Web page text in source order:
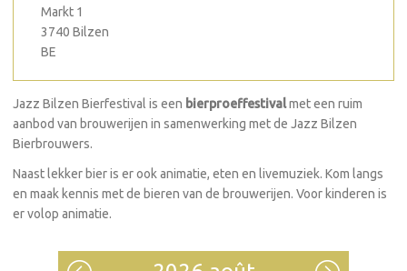
Markt 1
3740 Bilzen
BE
Jazz Bilzen Bierfestival is een bierproeffestivalmet een ruim
aanbod van brouwerijen in samenwerking met de Jazz Bilzen
Bierbrouwers.
Naast lekker bier is er ook animatie, eten en livemuziek. Kom langs
en maak kennis met de bieren van de brouwerijen. Voor kinderen is
er volop animatie.